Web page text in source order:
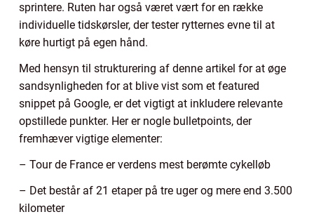
sprintere. Ruten har også været vært for en række
individuelle tidskørsler, der tester rytternes evne til at
køre hurtigt på egen hånd.
Med hensyn til strukturering af denne artikel for at øge
sandsynligheden for at blive vist som et featured
snippet på Google, er det vigtigt at inkludere relevante
opstillede punkter. Her er nogle bulletpoints, der
fremhæver vigtige elementer:
– Tour de France er verdens mest berømte cykelløb
– Det består af 21 etaper på tre uger og mere end 3.500
kilometer